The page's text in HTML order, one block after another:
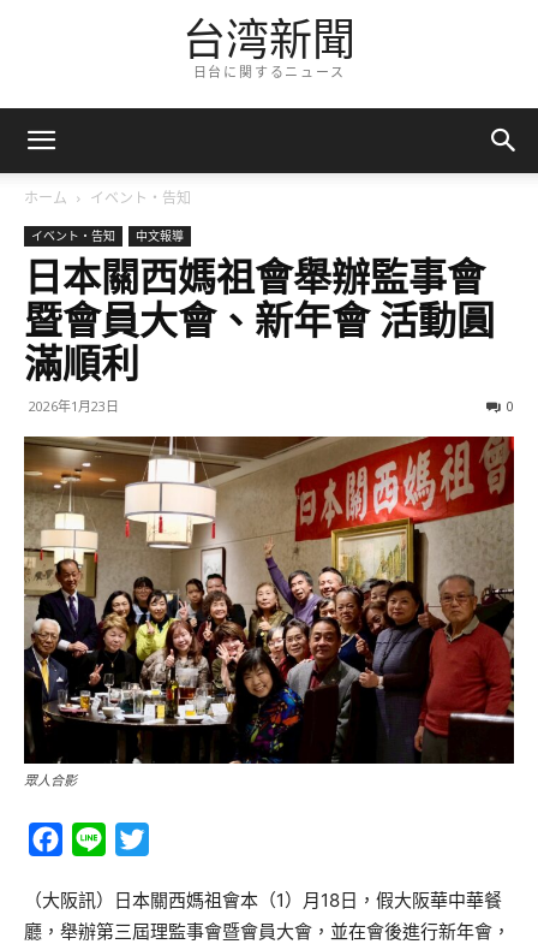
台湾新聞
日台に関するニュース
ホーム イベント・告知
イベント・告知 中文報導
日本關西媽祖會舉辦監事會
暨會員大會、新年會 活動圓
滿順利
2026年1月23日 0
眾人合影
Facebook
Line
（大阪訊）日本關西媽祖會本（1）月18日，假大阪華中華餐
廳，舉辦第三屆理監事會暨會員大會，並在會後進行新年會，